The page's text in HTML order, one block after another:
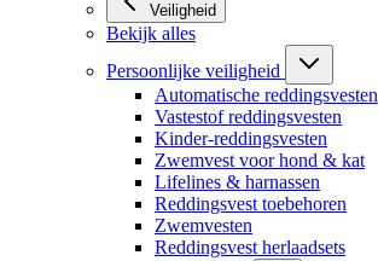
Veiligheid
Bekijk alles
Persoonlijke veiligheid
Automatische reddingsvesten
Vastestof reddingsvesten
Kinder-reddingsvesten
Zwemvest voor hond & kat
Lifelines & harnassen
Reddingsvest toebehoren
Zwemvesten
Reddingsvest herlaadsets